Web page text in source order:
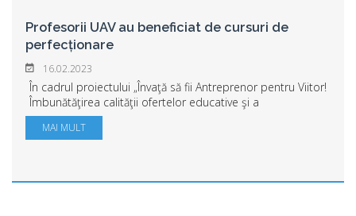
Profesorii UAV au beneficiat de cursuri de
perfecționare
16.02.2023
În cadrul proiectului „Învaţă să fii Antreprenor pentru Viitor!
Îmbunătăţirea calităţii ofertelor educative şi a
competentelor cadrelor didactice în domeniul
antreprenoriatului în vederea creşterii ac...
MAI MULT